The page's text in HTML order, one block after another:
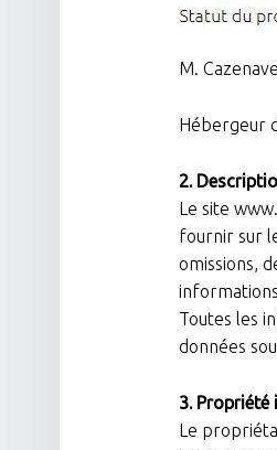
M.
Hébergeur
2.
Le site
fournir sur
omissions,
Toutes les
données
3.
Le